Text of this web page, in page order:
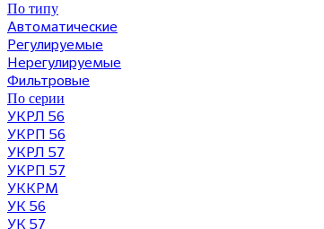
По типу
Автоматические
Регулируемые
Нерегулируемые
Фильтровые
По серии
УКРЛ 56
УКРП 56
УКРЛ 57
УКРП 57
УККРМ
УК 56
УК 57